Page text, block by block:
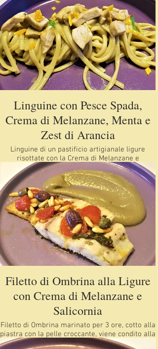
Linguine con Pesce Spada,
Crema di Melanzane, Menta e
Zest di Arancia
Linguine di un pastificio artigianale ligure
risottate con la Crema di Melanzane e
spadellate con il Pesce Spada in aggiunta un po
di Menta e a chiudere le Zest di Arancia che
esalteranno il piatto
Filetto di Ombrina alla Ligure
con Crema di Melanzane e
Salicornia
Filetto di Ombrina marinato per 3 ore, cotto alla
piastra con la pelle croccante, viene condito alla
Ligure e Salicornia con contorno di Crema di